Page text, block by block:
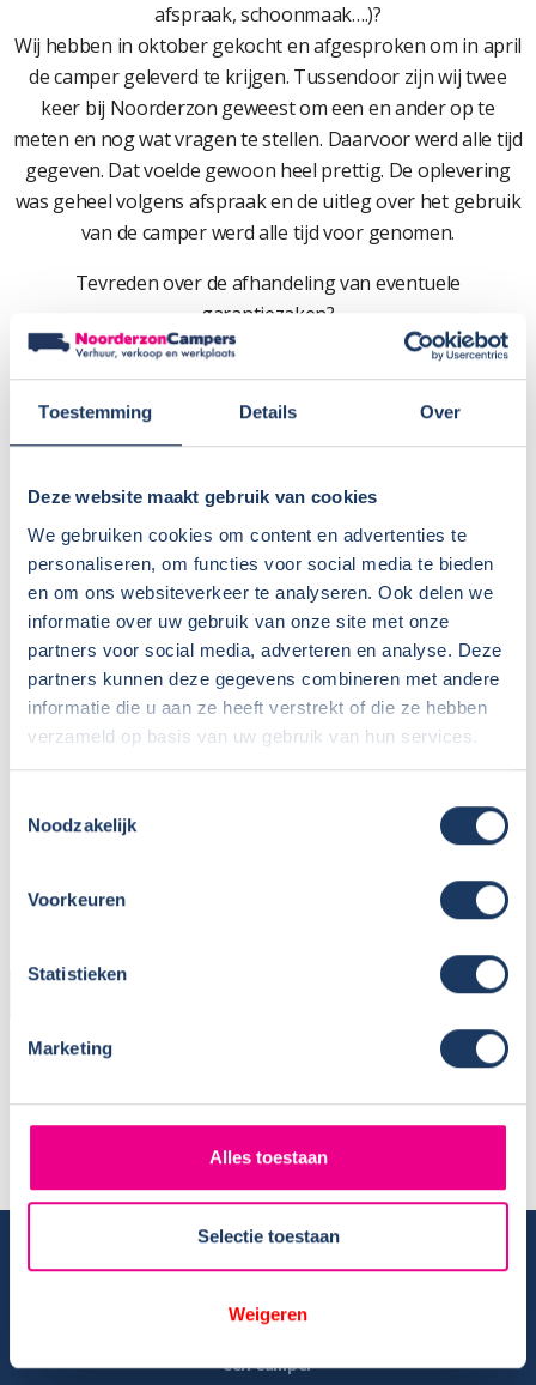
Toestemming Details Over
Deze website maakt gebruik van cookies
We gebruiken cookies om content en advertenties te
personaliseren, om functies voor social media te bieden
en om ons websiteverkeer te analyseren. Ook delen we
informatie over uw gebruik van onze site met onze
partners voor social media, adverteren en analyse. Deze
partners kunnen deze gegevens combineren met andere
informatie die u aan ze heeft verstrekt of die ze hebben
verzameld op basis van uw gebruik van hun services.
Noodzakelijk
Voorkeuren
Statistieken
Marketing
Alles toestaan
Selectie toestaan
Weigeren
afspraak, schoonmaak….)?
Wij hebben in oktober gekocht en afgesproken om in april
de camper geleverd te krijgen. Tussendoor zijn wij twee
keer bij Noorderzon geweest om een en ander op te
meten en nog wat vragen te stellen. Daarvoor werd alle tijd
gegeven. Dat voelde gewoon heel prettig. De oplevering
was geheel volgens afspraak en de uitleg over het gebruik
van de camper werd alle tijd voor genomen.
Tevreden over de afhandeling van eventuele
garantiezaken?
Wij hebben nog geen problemen met de camper gehad,
dus geen ervaring met de afhandeling van garantiezaken.
Zou u Noorderzon aanbevelen?
en ervaring hebben dat het een goed bedrijf is om zaken
Beoordeling: 9
Naam:
Sunlight T69L
Camper huren
Gratis E-book – Tig Vragen en Antwoorden over het Huren van
een Camper